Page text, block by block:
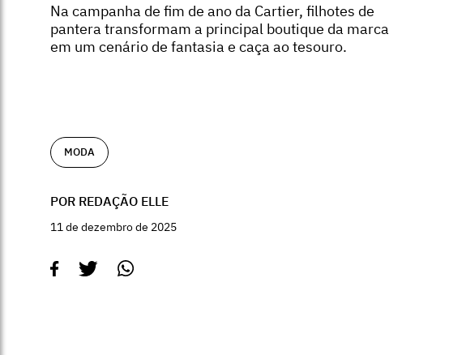
Na campanha de fim de ano da Cartier, filhotes de
pantera transformam a principal boutique da marca
em um cenário de fantasia e caça ao tesouro.
MODA
POR REDAÇÃO ELLE
11 de dezembro de 2025